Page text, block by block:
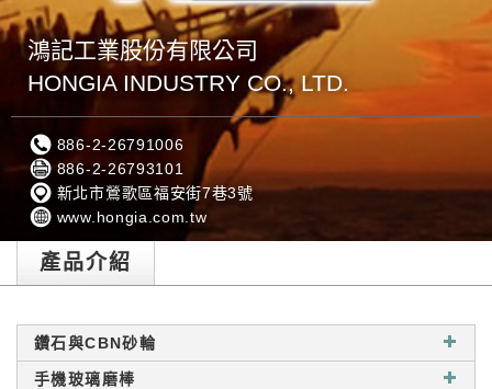
鴻記工業股份有限公司
HONGIA INDUSTRY CO., LTD.
886-2-26791006
886-2-26793101
新北市鶯歌區福安街7巷3號
www.hongia.com.tw
產品介紹
鑽石與CBN砂輪
手機玻璃磨棒